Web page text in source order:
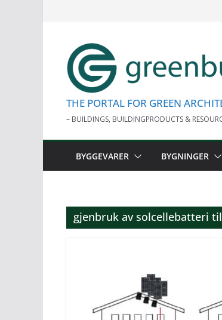
THE PORTAL FOR GREEN
– BUILDINGS, BUILDINGPRODUCTS &
BYGGEVARER BYGNINGER
gjenbruk av solcellebatteri